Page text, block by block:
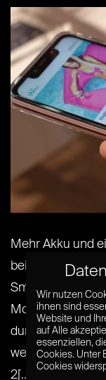
Mehr Akku und
beiden
Modellen Wiko
durften die
wenig genauer
2[...] [...]
Wir nutzen
ihnen sind
Website und
auf Alle
essenziellen,
Cookies. Unter
Cookies